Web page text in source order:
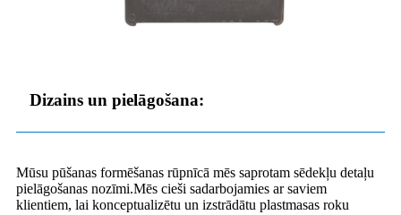
Dizains un pielāgošana:
Mūsu pūšanas formēšanas rūpnīcā mēs saprotam sēdekļu detaļu
pielāgošanas nozīmi.Mēs cieši sadarbojamies ar saviem
klientiem, lai konceptualizētu un izstrādātu plastmasas roku